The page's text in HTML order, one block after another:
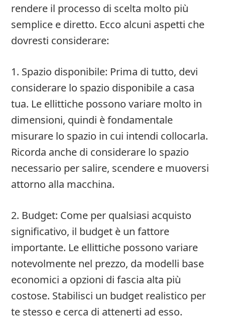
rendere il processo di scelta molto più
semplice e diretto. Ecco alcuni aspetti che
dovresti considerare:
1. Spazio disponibile: Prima di tutto, devi
considerare lo spazio disponibile a casa
tua. Le ellittiche possono variare molto in
dimensioni, quindi è fondamentale
misurare lo spazio in cui intendi collocarla.
Ricorda anche di considerare lo spazio
necessario per salire, scendere e muoversi
attorno alla macchina.
2. Budget: Come per qualsiasi acquisto
significativo, il budget è un fattore
importante. Le ellittiche possono variare
notevolmente nel prezzo, da modelli base
economici a opzioni di fascia alta più
costose. Stabilisci un budget realistico per
te stesso e cerca di attenerti ad esso.